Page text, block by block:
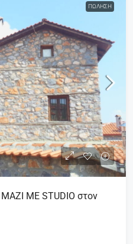
ΠΏΛΗΣΗ
ΜΕ STUDIO στον